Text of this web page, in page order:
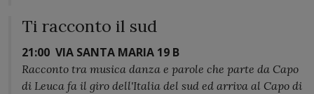
Ti racconto il sud
21:00 VIA SANTA MARIA 19 B
Racconto tra musica danza e parole che parte da Capo
di Leuca fa il giro dell'Italia del sud ed arriva al Capo di